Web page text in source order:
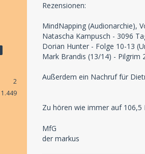
2
1.449
Rezensionen:
MindNapping (Audionarchie),
Natascha Kampusch - 3096
Dorian Hunter - Folge 10-13
Mark Brandis (13/14) - Pilgrim
Außerdem ein Nachruf für
Zu hören wie immer auf
MfG
der markus